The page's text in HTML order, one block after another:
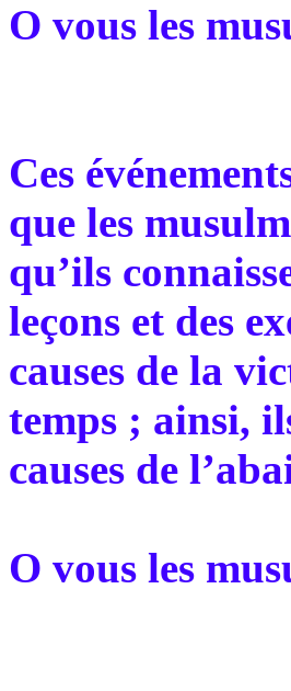
O vous les
Ces
que les
qu’ils
leçons et des
causes de la
temps ; ainsi,
causes de
O vous les